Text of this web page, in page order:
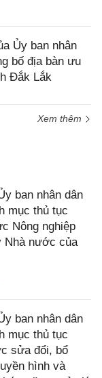
Ủy ban nhân
bố địa bàn ưu
Đắk Lắk
Xem thêm
ban nhân dân
mục thủ tục
Nông nghiệp
Nhà nước của
ban nhân dân
mục thủ tục
sửa đổi, bổ
hình và